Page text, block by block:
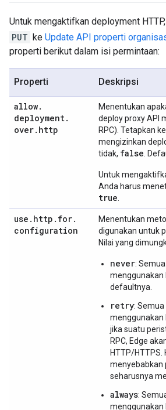
Untuk mengaktifkan deployment
PUT ke Update API properti
properti berikut dalam isi permintaan:
Properti Deskripsi
allow.
deployment.
over. http
Menentukan
deploy proxy API
RPC). Tetapkan ke
mengizinkan
tidak, false .
Untuk
Anda harus
true
use . http . for.
configuration
Menentukan
digunakan untuk
Nilai yang
never:
menggunakan
defaultnya.
retry:
menggunakan
jika suatu
RPC, Edge
HTTP/HTTPS.
menyebabkan
seharusnya
always:
menggunakan